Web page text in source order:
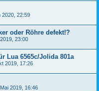
2020, 22:59
oder Röhre defekt!?
23:00
Lua 6565c/Jolida 801a
2019, 17:26
2019, 16:46